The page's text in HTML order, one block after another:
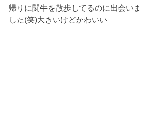
帰りに闘牛を散歩してるのに出会いま
した(笑)大きいけどかわいい